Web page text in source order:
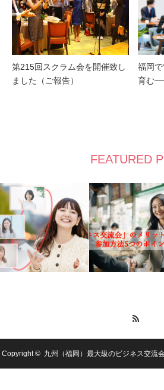
第215回スクラム会を開催致し
ました（ご報告）
福岡で
育む
FEATURED
Copyright © 九州（福岡）最大級のビジネス交流